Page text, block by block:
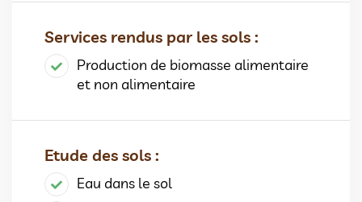
Services rendus par les sols :
Production de biomasse alimentaire
et non alimentaire
Etude des sols :
Eau dans le sol